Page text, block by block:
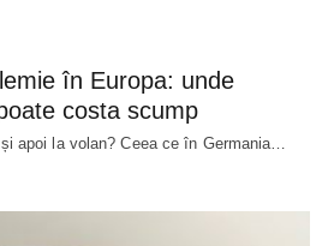
în Europa: unde
costa scump
apoi la volan? Ceea ce în Germania…